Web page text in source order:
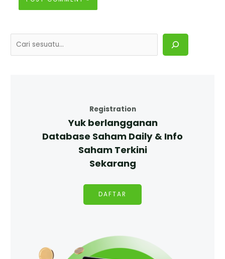
Registration
Yuk berlangganan
Database Saham Daily & Info
Saham Terkini
Sekarang
DAFTAR